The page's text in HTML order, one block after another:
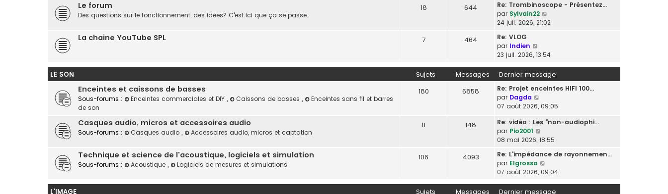
Le forum
Des questions sur le fonctionnement, des idées? C'est ici que ça se passe.
18 644
Re: Trombinoscope - Présentez…
par Sylvain22
o
e
d
e
r
n
i
e
r
e
s
g
e
24 juil. 2026, 21:02
La chaine YouTube SPL 7 464
Re: VLOG
par Indien
o
r
l
e
d
e
n
i
e
r
m
e
23 juil. 2026, 13:54
LE SON Sujets Messages Dernier message
Enceintes et caissons de basses
Sous-forums : Enceintes commerciales et DIY , Caissons de basses ,
Enceintes sans fil et barres
de son
180 6858
Re: Projet enceintes HIFI 100…
par Dagda
o
r
l
e
e
r
n
i
07 août 2026, 09:05
Casques audio, micros et accessoires audio
Sous-forums : Casques audio , Accessoires audio, micros et captation
11 148
Re: vidéo : Les "non-audiophi…
par Pio2001
o
r
l
e
d
08 mai 2026, 18:55
Technique et science de l'acoustique, logiciels et simulation
Sous-forums : Acoustique , Logiciels de mesures et simulations
106 4093
Re: L'impédance de rayonnemen…
par Elgrosso
o
r
07 août 2026, 09:04
L'IMAGE Sujets Messages Dernier message